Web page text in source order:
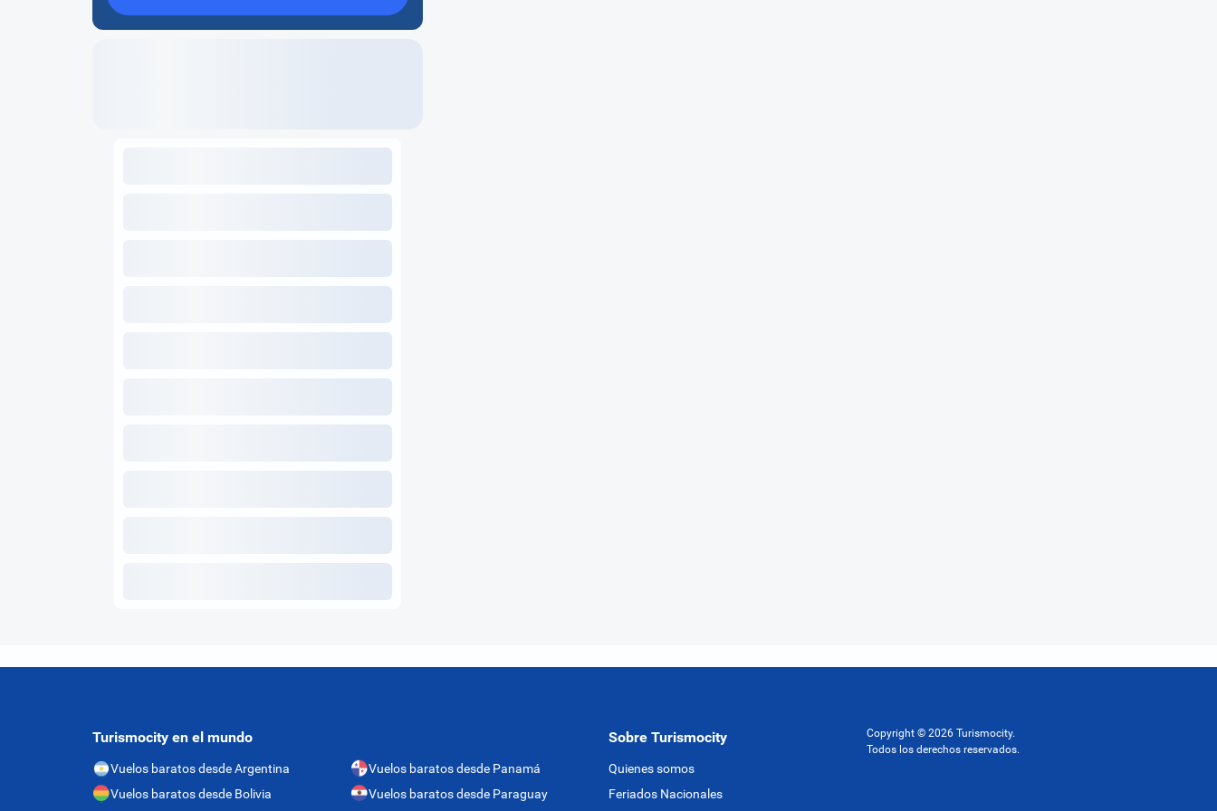
Turismocity en el mundo
Vuelos baratos desde Argentina
Vuelos baratos desde Bolivia
Vuelos baratos desde Panamá
Vuelos baratos desde Paraguay
Sobre Turismocity
Quienes somos
Feriados Nacionales
Copyright © 2026 Turismocity.
Todos los derechos reservados.